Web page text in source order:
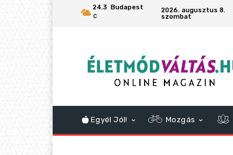
24.3
C
Budapest
2026. augusztus 8.
szombat
Egyél Jól! Mozgás